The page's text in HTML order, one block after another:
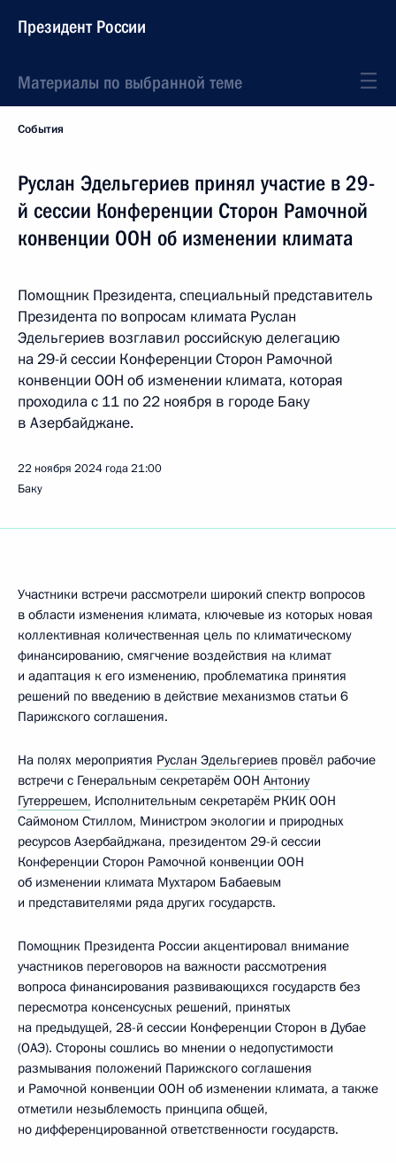
Президент России
Материалы по выбранной теме
События
Руслан Эдельгериев принял участие в 29-
й сессии Конференции Сторон Рамочной
конвенции ООН об изменении климата
Помощник Президента, специальный представитель
Президента по вопросам климата Руслан
Эдельгериев возглавил российскую делегацию
на 29-й сессии Конференции Сторон Рамочной
конвенции ООН об изменении климата, которая
проходила с 11 по 22 ноября в городе Баку
в Азербайджане.
22 ноября 2024 года21:00
Баку
Участники встречи рассмотрели широкий спектр вопросов
в области изменения климата, ключевые из которых новая
коллективная количественная цель по климатическому
финансированию, смягчение воздействия на климат
и адаптация к его изменению, проблематика принятия
решений по введению в действие механизмов статьи 6
Парижского соглашения.
На полях мероприятия Руслан Эдельгериев провёл рабочие
встречи с Генеральным секретарём ООН Антониу
Гутеррешем, Исполнительным секретарём РКИК ООН
Саймоном Стиллом, Министром экологии и природных
ресурсов Азербайджана, президентом 29-й сессии
Конференции Сторон Рамочной конвенции ООН
об изменении климата Мухтаром Бабаевым
и представителями ряда других государств.
Помощник Президента России акцентировал внимание
участников переговоров на важности рассмотрения
вопроса финансирования развивающихся государств без
пересмотра консенсусных решений, принятых
на предыдущей, 28-й сессии Конференции Сторон в Дубае
(ОАЭ). Стороны сошлись во мнении о недопустимости
размывания положений Парижского соглашения
и Рамочной конвенции ООН об изменении климата, а также
отметили незыблемость принципа общей,
но дифференцированной ответственности государств.